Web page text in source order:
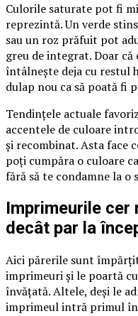
Culorile saturate pot fi
reprezintă. Un verde
sau un roz prăfuit pot
greu de integrat. Doar că
întâlnește deja cu restul
dulap nou ca să poată fi
Tendințele actuale
accentele de culoare
și recombinat. Asta face
poți cumpăra o culoare
fără să te condamne la
Imprimeurile cer
decât par la
Aici părerile sunt
imprimeuri și le poartă
învățată. Altele, deși le
imprimeul intră primul